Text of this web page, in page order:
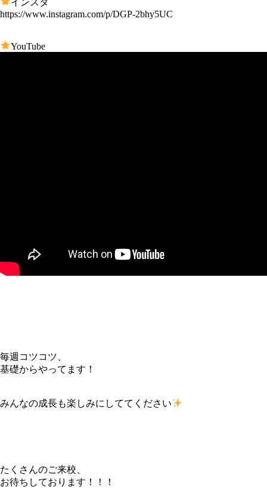
インスタ
https://www.instagram.com/p/DGP-2bhy5UC
YouTube
毎週コツコツ、
基礎からやってます！
みんなの成長も楽しみにしててください
たくさんのご来校、
お待ちしております！！！